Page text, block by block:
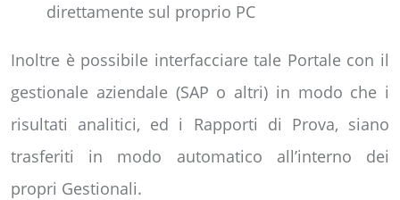
direttamente sul proprio PC
Inoltre è possibile interfacciare tale Portale con il
gestionale aziendale (SAP o altri) in modo che i
risultati analitici, ed i Rapporti di Prova, siano
trasferiti in modo automatico all’interno dei
propri Gestionali.